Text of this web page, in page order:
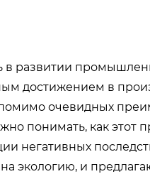
развитии
достижением в
очевидных
понимать, как этот
негативных
экологию, и